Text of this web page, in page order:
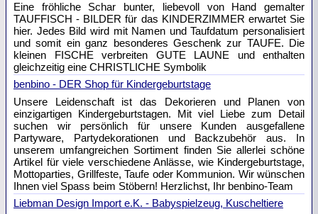
Eine fröhliche Schar bunter, liebevoll von Hand gemalter
TAUFFISCH - BILDER für das KINDERZIMMER erwartet Sie
hier. Jedes Bild wird mit Namen und Taufdatum personalisiert
und somit ein ganz besonderes Geschenk zur TAUFE. Die
kleinen FISCHE verbreiten GUTE LAUNE und enthalten
gleichzeitig eine CHRISTLICHE Symbolik
benbino - DER Shop für Kindergeburtstage
Unsere Leidenschaft ist das Dekorieren und Planen von
einzigartigen Kindergeburtstagen. Mit viel Liebe zum Detail
suchen wir persönlich für unsere Kunden ausgefallene
Partyware, Partydekorationen und Backzubehör aus. In
unserem umfangreichen Sortiment finden Sie allerlei schöne
Artikel für viele verschiedene Anlässe, wie Kindergeburtstage,
Mottoparties, Grillfeste, Taufe oder Kommunion. Wir wünschen
Ihnen viel Spass beim Stöbern! Herzlichst, Ihr benbino-Team
Liebman Design Import e.K. - Babyspielzeug, Kuscheltiere